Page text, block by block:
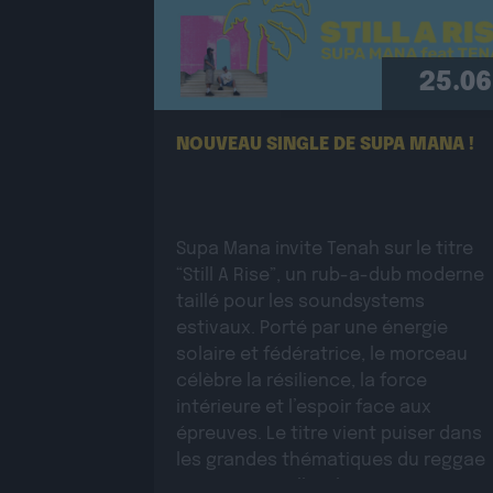
25.06
NOUVEAU SINGLE DE SUPA MANA !
Supa Mana invite Tenah sur le titre
“Still A Rise”, un rub-a-dub moderne
taillé pour les soundsystems
estivaux. Porté par une énergie
solaire et fédératrice, le morceau
célèbre la résilience, la force
intérieure et l’espoir face aux
épreuves. Le titre vient puiser dans
les grandes thématiques du reggae